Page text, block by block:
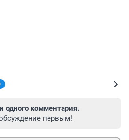
одного комментария.
первым!